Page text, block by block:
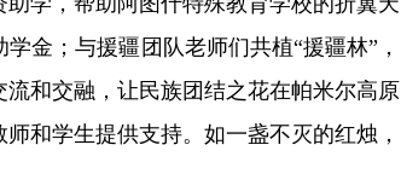
金；与援疆团队老师们共植“援疆林”，
和交融，让民族团结之花在帕米尔高原
和学生提供支持。如一盏不灭的红烛，